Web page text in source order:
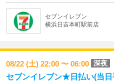
セブンイレブン
横浜日吉本町駅前店
08/22 (土) 22:00 〜 06:00 深夜
セブンイレブン★日払い(当